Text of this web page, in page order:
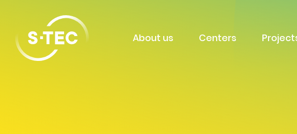
About us Centers